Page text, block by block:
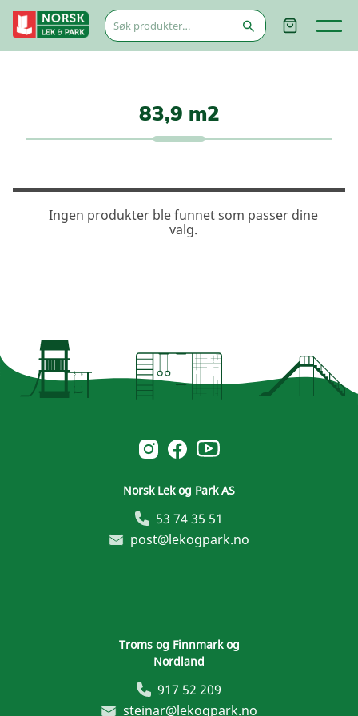
Søk
etter:
83,9 m2
Ingen produkter ble funnet som passer dine
valg.
Norsk Leg & Park instagram
Norsk Leg & Park facebook
Norsk Leg & Park youtube
Norsk Lek og Park AS
53 74 35 51
post@lekogpark.no
Troms og Finnmark og
Nordland
917 52 209
steinar@lekogpark.no